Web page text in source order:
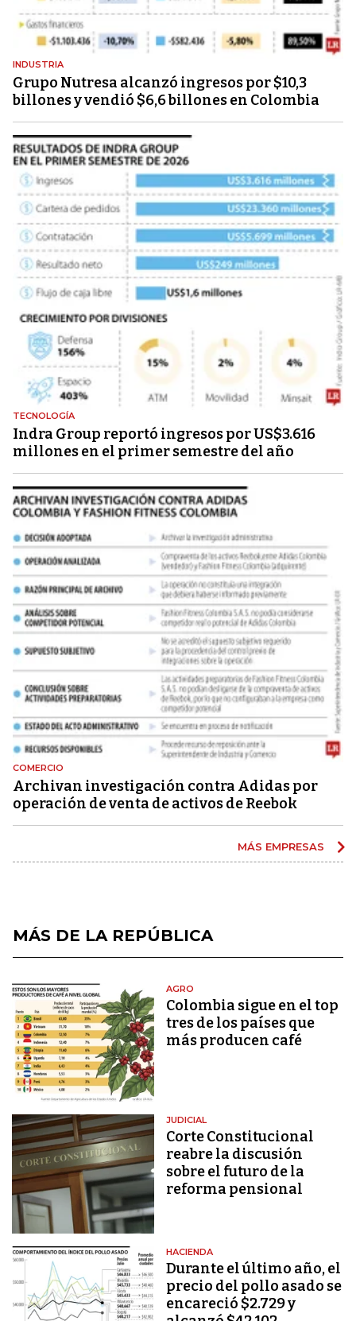
INDUSTRIA
Grupo Nutresa alcanzó ingresos por $10,3
billones y vendió $6,6 billones en Colombia
TECNOLOGÍA
Indra Group reportó ingresos por US$3.616
millones en el primer semestre del año
COMERCIO
Archivan investigación contra Adidas por
operación de venta de activos de Reebok
MÁS EMPRESAS
MÁS DE LA REPÚBLICA
AGRO
Colombia sigue en el top
tres de los países que
más producen café
JUDICIAL
Corte Constitucional
reabre la discusión
sobre el futuro de la
reforma pensional
HACIENDA
Durante el último año, el
precio del pollo asado se
encareció $2.729 y